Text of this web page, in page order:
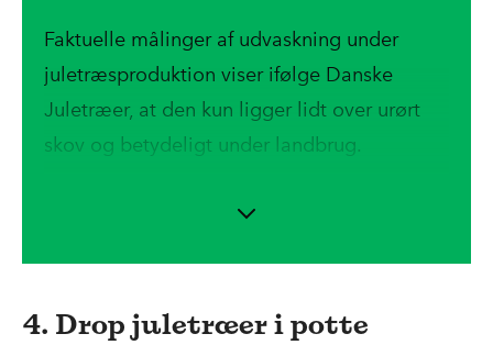
Faktuelle målinger af udvaskning under
juletræsproduktion viser ifølge Danske
Juletræer, at den kun ligger lidt over urørt
skov og betydeligt under landbrug.
Hansen alt for meget gødning.
"De danske producenter vil være sikre på, at
4. Drop juletræer i potte